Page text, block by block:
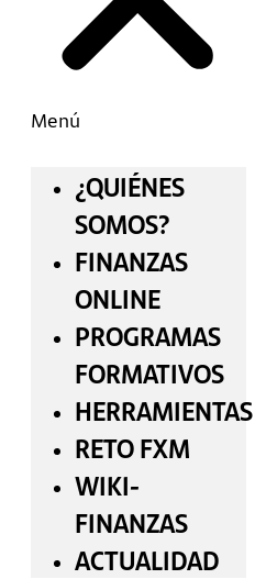
Menú
¿QUIÉNES
SOMOS?
FINANZAS
ONLINE
PROGRAMAS
FORMATIVOS
HERRAMIENTAS
RETO FXM
WIKI-
FINANZAS
ACTUALIDAD